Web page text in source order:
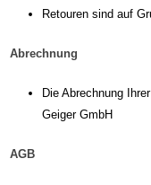
Retouren sind auf
Abrechnung
Die Abrechnung
Geiger GmbH
AGB